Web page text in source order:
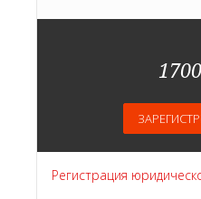
Регистрация